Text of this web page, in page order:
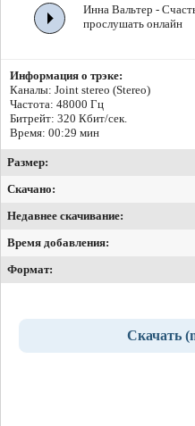
Инна Вальтер -
прослушать онлайн
Информация о трэке:
Каналы: Joint stereo (Stereo)
Частота: 48000 Гц
Битрейт: 320 Кбит/сек.
Время: 00:29 мин
Размер:
Скачано:
Недавнее скачивание:
Время добавления:
Формат:
Скачать